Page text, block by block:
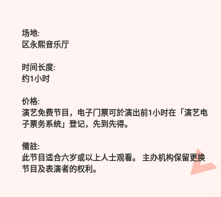
场地:
区永熙音乐厅
时间长度:
约1小时
价格:
演艺免费节目，电子门票可於演出前1小时在「演艺电
子票务系统」登记，先到先得。
備註:
此节目适合六岁或以上人士观看。 主办机构保留更换
节目及表演者的权利。